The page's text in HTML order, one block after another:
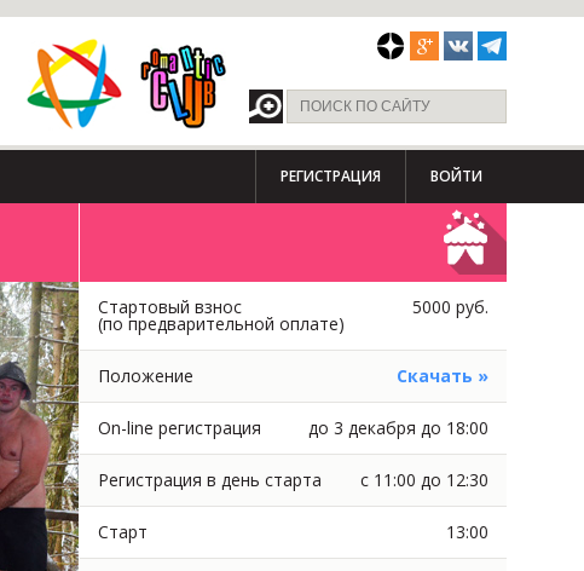
РЕГИСТРАЦИЯ ВОЙТИ
Стартовый взнос
(по предварительной оплате)
5000 руб.
Положение Скачать »
On-line регистрация до 3 декабря до 18:00
Регистрация в день старта с 11:00 до 12:30
Старт 13:00